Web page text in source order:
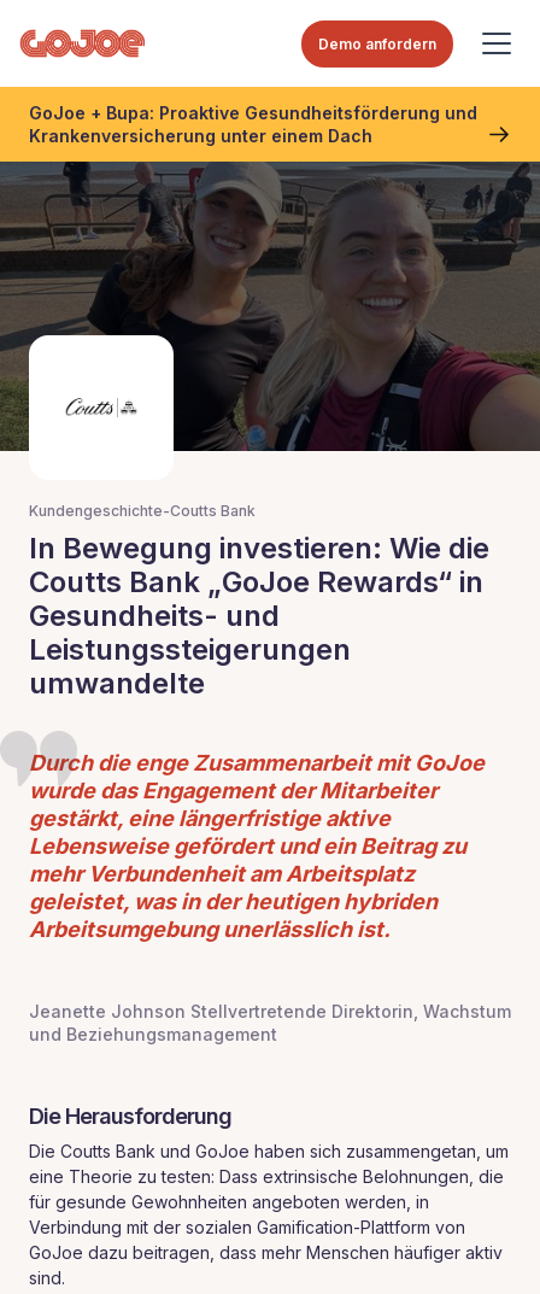
Demo anfordern
GoJoe + Bupa: Proaktive Gesundheitsförderung und
Krankenversicherung unter einem Dach
Kundengeschichte-Coutts Bank
In Bewegung investieren: Wie die
Coutts Bank „GoJoe Rewards“ in
Gesundheits- und
Leistungssteigerungen
umwandelte
Durch die enge Zusammenarbeit mit GoJoe
wurde das Engagement der Mitarbeiter
gestärkt, eine längerfristige aktive
Lebensweise gefördert und ein Beitrag zu
mehr Verbundenheit am Arbeitsplatz
geleistet, was in der heutigen hybriden
Arbeitsumgebung unerlässlich ist.
Jeanette Johnson Stellvertretende Direktorin, Wachstum
und Beziehungsmanagement
Die Herausforderung
Die Coutts Bank und GoJoe haben sich zusammengetan, um
eine Theorie zu testen: Dass extrinsische Belohnungen, die
für gesunde Gewohnheiten angeboten werden, in
Verbindung mit der sozialen Gamification-Plattform von
GoJoe dazu beitragen, dass mehr Menschen häufiger aktiv
sind.